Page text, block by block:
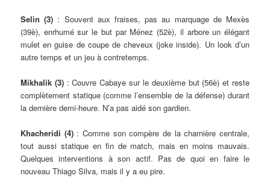
Selin (3) : Souvent aux fraises, pas au marquage de Mexès
(39è), enrhumé sur le but par Ménez (52è), il arbore un élégant
mulet en guise de coupe de cheveux (joke inside). Un look d’un
autre temps et un jeu à contretemps.
Mikhalik (3): Couvre Cabaye sur le deuxième but (56è) et reste
complètement statique (comme l’ensemble de la défense) durant
la dernière demi-heure. N’a pas aidé son gardien.
Khacheridi (4): Comme son compère de la charnière centrale,
tout aussi statique en fin de match, mais en moins mauvais.
Quelques interventions à son actif. Pas de quoi en faire le
nouveau Thiago Silva, mais il y a eu pire.